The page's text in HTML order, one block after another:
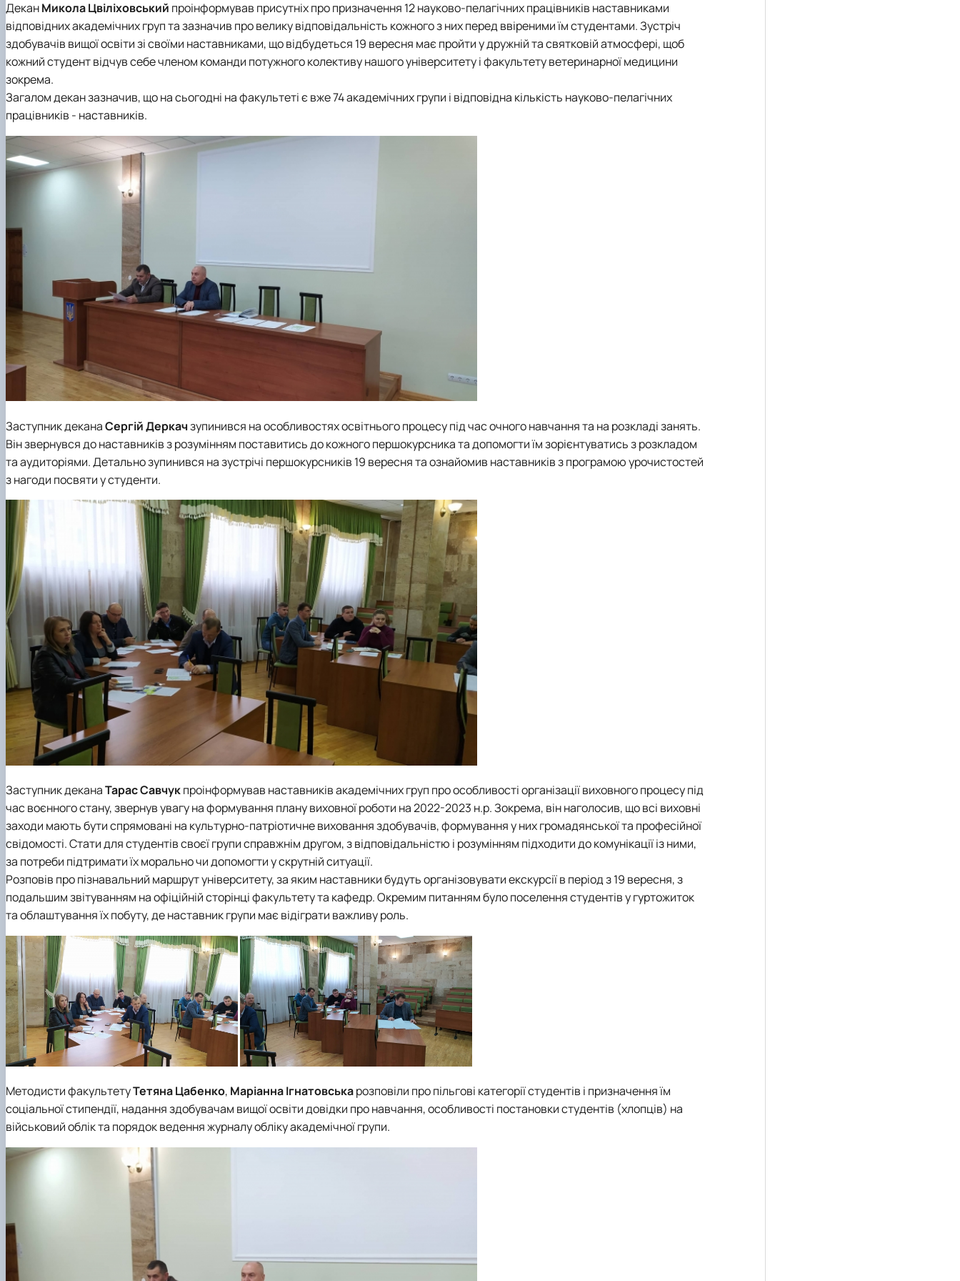
ДеканМикола Цвіліховський проінформував присутніх про призначення 12 науково-пелагічних працівників наставниками
відповідних академічних груп та зазначив про велику відповідальність кожного з них перед ввіреними їм студентами. Зустріч
здобувачів вищої освіти зі своїми наставниками, що відбудеться 19 вересня має пройти у дружній та святковій атмосфері, щоб
кожний студент відчув себе членом команди потужного колективу нашого університету і факультету ветеринарної медицини
зокрема.
Загалом декан зазначив, що на сьогодні на факультеті є вже 74 академічних групи і відповідна кількість науково-пелагічних
працівників - наставників.
Заступник деканаСергій Деркачзупинився на особливостях освітнього процесу під час очного навчання та на розкладі занять.
Він звернувся до наставників з розумінням поставитись до кожного першокурсника та допомогти їм зорієнтуватись з розкладом
та аудиторіями. Детально зупинився на зустрічі першокурсників 19 вересня та ознайомив наставників з програмою урочистостей
з нагоди посвяти у студенти.
Заступник деканаТарас Савчукпроінформував наставників академічних груп про особливості організації виховного процесу під
час воєнного стану, звернув увагу на формування плану виховної роботи на 2022-2023 н.р. Зокрема, він наголосив, що всі виховні
заходи мають бути спрямовані на культурно-патріотичне виховання здобувачів, формування у них громадянської та професійної
свідомості. Стати для студентів своєї групи справжнім другом, з відповідальністю і розумінням підходити до комунікації із ними,
за потреби підтримати їх морально чи допомогти у скрутній ситуації.
Розповів про пізнавальний маршрут університету, за яким наставники будуть організовувати екскурсії в період з 19 вересня, з
подальшим звітуванням на офіційній сторінці факультету та кафедр. Окремим питанням було поселення студентів у гуртожиток
та облаштування їх побуту, де наставник групи має відіграти важливу роль.
Методисти факультетуТетяна Цабенко, Маріанна Ігнатовськарозповіли про пільгові категорії студентів і призначення їм
соціальної стипендії, надання здобувачам вищої освіти довідки про навчання, особливості постановки студентів (хлопців) на
військовий облік та порядок ведення журналу обліку академічної групи.